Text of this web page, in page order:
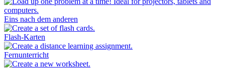
Eins nach dem anderen
Flash-Karten
Fernunterricht